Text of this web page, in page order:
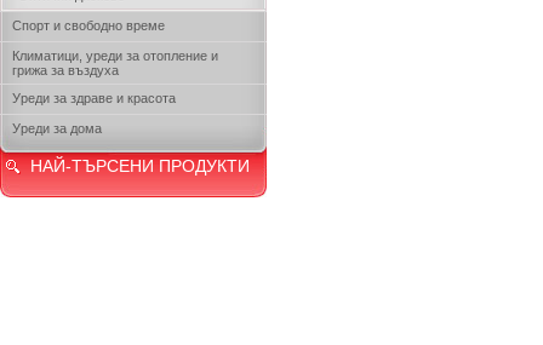
Спорт и свободно време
Климатици, уреди за отопление и
грижа за въздуха
Уреди за здраве и красота
Уреди за дома
НАЙ-ТЪРСЕНИ ПРОДУКТИ